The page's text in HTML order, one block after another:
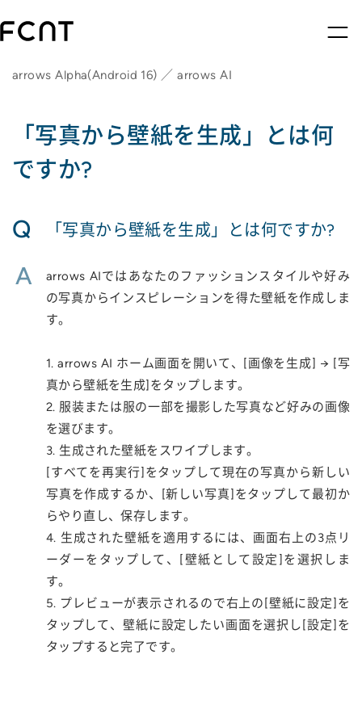
arrows Alpha(Android 16) ／ arrows AI
「写真から壁紙を生成」とは何
ですか?
Q 「写真から壁紙を生成」とは何ですか?
A
arrows AIではあなたのファッションスタイルや好み
の写真からインスピレーションを得た壁紙を作成しま
す。
1. arrows AI ホーム画面を開いて、[画像を生成] → [写
真から壁紙を生成]をタップします。
2. 服装または服の一部を撮影した写真など好みの画像
を選びます。
3. 生成された壁紙をスワイプします。
[すべてを再実行]をタップして現在の写真から新しい
写真を作成するか、[新しい写真]をタップして最初か
らやり直し、保存します。
4. 生成された壁紙を適用するには、画面右上の3点リ
ーダーをタップして、[壁紙として設定]を選択しま
す。
5. プレビューが表示されるので右上の[壁紙に設定]を
タップして、壁紙に設定したい画面を選択し[設定]を
タップすると完了です。